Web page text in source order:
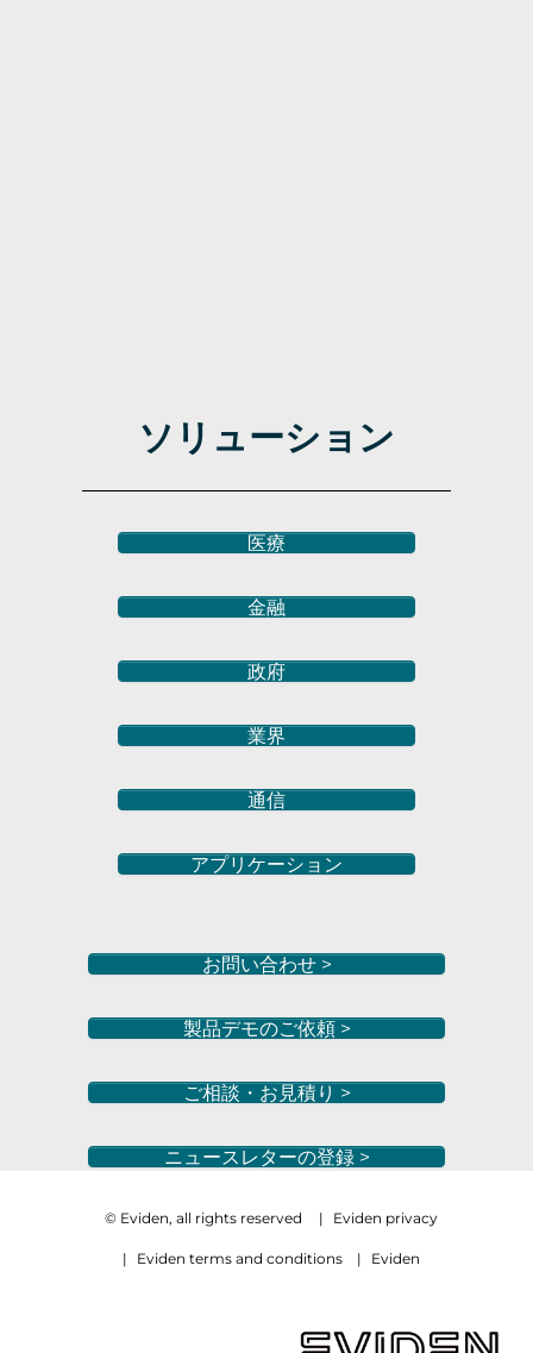
ソリューション
医療
金融
政府
業界
通信
アプリケーション
お問い合わせ >
製品デモのご依頼 >
ご相談・お見積り >
ニュースレターの登録 >
© Eviden, all rights reserved | Eviden privacy
| Eviden terms and conditions | Eviden